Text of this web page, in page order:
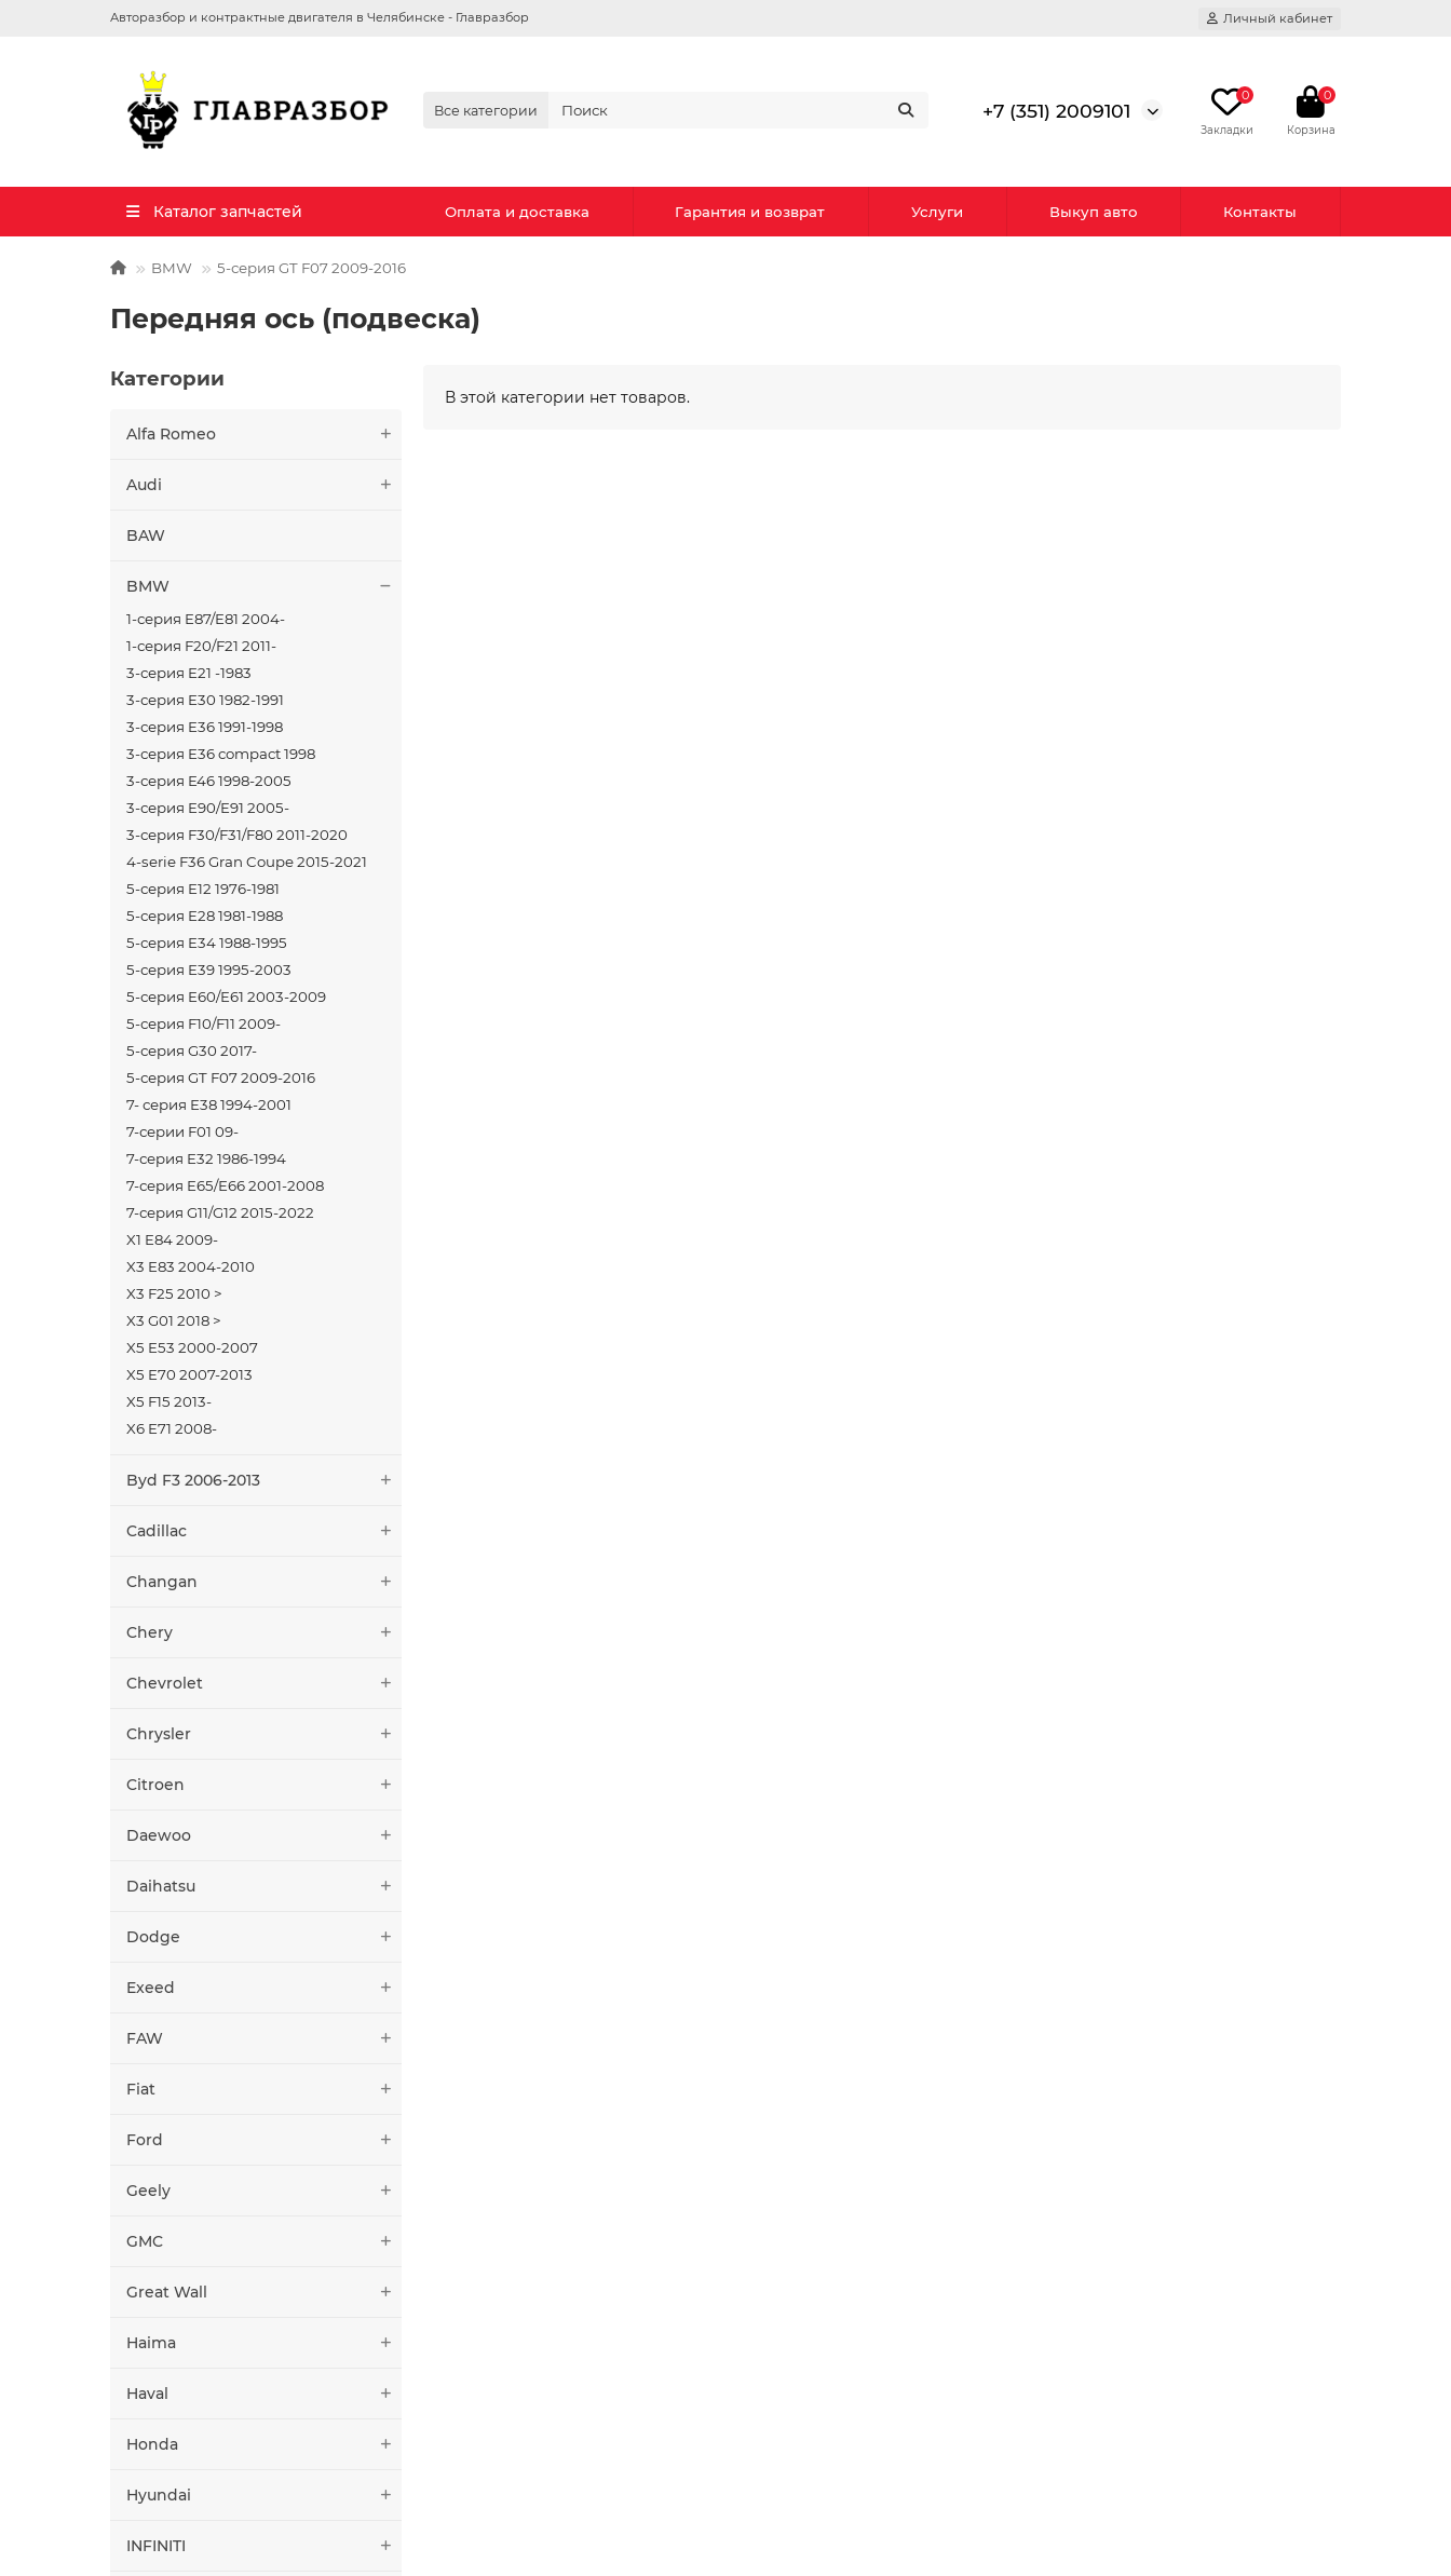
Авторазбор и контрактные двигателя в Челябинске - Главразбор Личный кабинет
Все категории +7 (351) 2009101
0 0
Каталог запчастей Оплата и доставка Гарантия и возврат Услуги Выкуп авто Контакты
BMW 5-серия GT F07 2009-2016
Передняя ось (подвеска)
Категории
Alfa Romeo
Audi
BAW
BMW
1-серия E87/E81 2004-
1-серия F20/F21 2011-
3-серия E21 -1983
3-серия E30 1982-1991
3-серия E36 1991-1998
3-серия E36 compact 1998
3-серия E46 1998-2005
3-серия E90/E91 2005-
3-серия F30/F31/F80 2011-2020
4-serie F36 Gran Coupe 2015-2021
5-серия E12 1976-1981
5-серия E28 1981-1988
5-серия E34 1988-1995
5-серия E39 1995-2003
5-серия E60/E61 2003-2009
5-серия F10/F11 2009-
5-серия G30 2017-
5-серия GT F07 2009-2016
7- серия E38 1994-2001
7-серии F01 09-
7-серия E32 1986-1994
7-серия E65/E66 2001-2008
7-серия G11/G12 2015-2022
X1 E84 2009-
X3 E83 2004-2010
X3 F25 2010 >
X3 G01 2018 >
X5 E53 2000-2007
X5 E70 2007-2013
X5 F15 2013-
X6 E71 2008-
Byd F3 2006-2013
Cadillac
Changan
Chery
Chevrolet
Chrysler
Citroen
Daewoo
Daihatsu
Dodge
Exeed
FAW
Fiat
Ford
Geely
GMC
Great Wall
Haima
Haval
Honda
Hyundai
INFINITI
В этой категории нет товаров.